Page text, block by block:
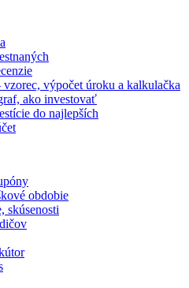
vzorec, výpočet úroku a kalkulačka
ako investovať
do najlepších
obdobie
skúsenosti